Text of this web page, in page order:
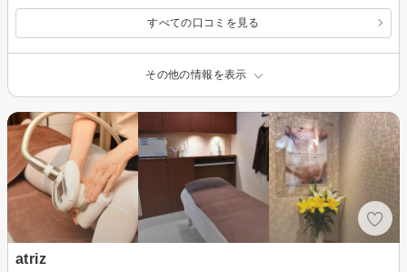
すべての口コミを見る
その他の情報を表示
atriz